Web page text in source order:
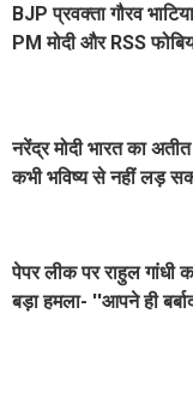
BJP प्रवक्ता गौरव
PM मोदी और RSS
नरेंद्र मोदी भारत का
कभी भविष्य से नहीं लड़
पेपर लीक पर राहुल गांधी
बड़ा हमला- ''आपने ही